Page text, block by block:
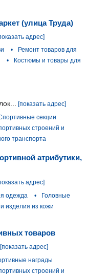
(улица Труда)
адрес]
•
Ремонт товаров для
•
Костюмы и товары для
[показать адрес]
секции
строений и
транспорта
атрибутики,
адрес]
одежда •
Головные
изделия из кожи
товаров
[показать адрес]
награды
строений и